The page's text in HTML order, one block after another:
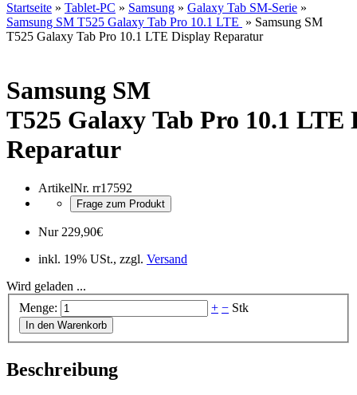
Startseite » Tablet-PC » Samsung » Galaxy Tab SM-Serie »
Samsung SM T525 Galaxy Tab Pro 10.1 LTE » Samsung SM
T525 Galaxy Tab Pro 10.1 LTE Display Reparatur
Samsung SM
T525 Galaxy Tab Pro 10.1 LTE
Reparatur
ArtikelNr. rr17592
Frage zum Produkt
Nur 229,90€
inkl. 19% USt., zzgl. Versand
Wird geladen ...
Menge:
+ − Stk
In den Warenkorb
Beschreibung